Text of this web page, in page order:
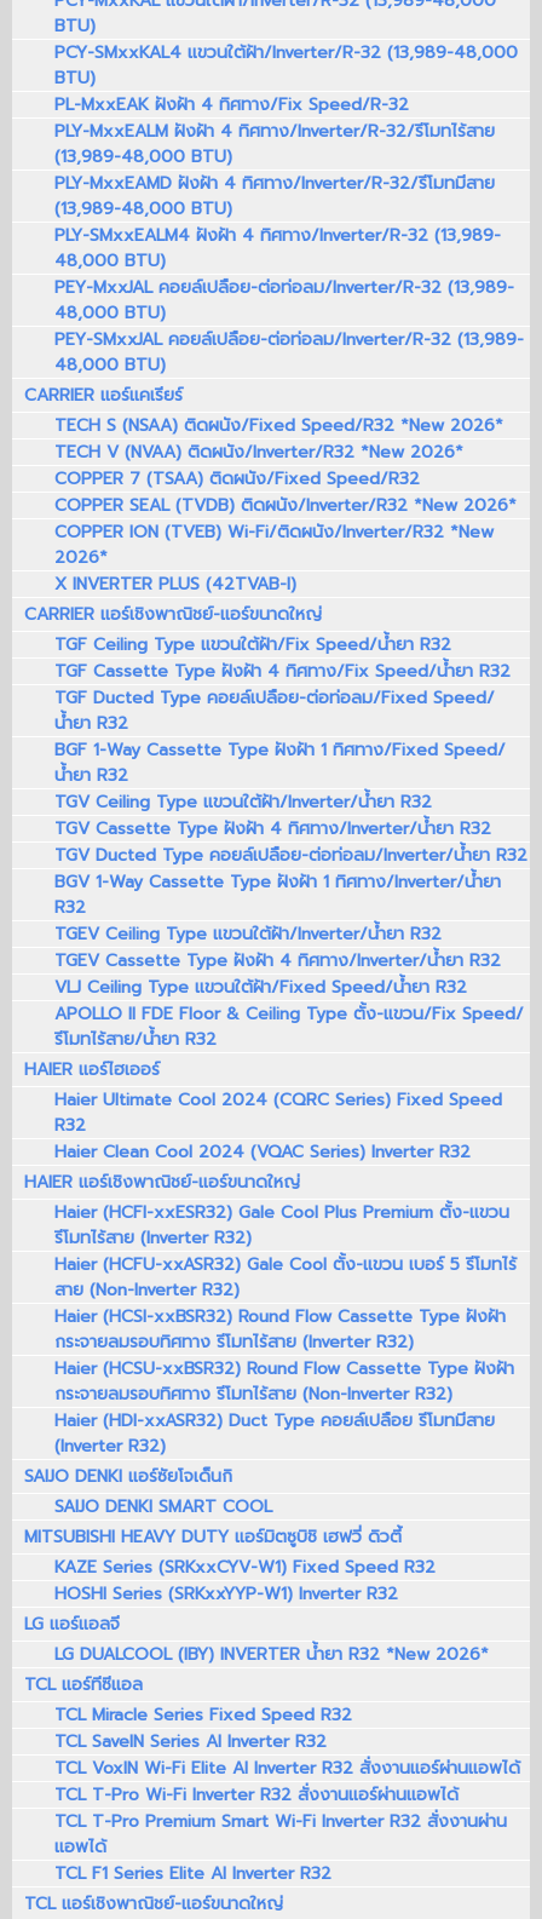
BTU)
PCY-SMxxKAL4 แขวนใต้ฝ้า/Inverter/R-32 (13,989-48,000
BTU)
PL-MxxEAK ฝังฝ้า 4 ทิศทาง/Fix Speed/R-32
PLY-MxxEALM ฝังฝ้า 4 ทิศทาง/Inverter/R-32/รีโมทไร้สาย
(13,989-48,000 BTU)
PLY-MxxEAMD ฝังฝ้า 4 ทิศทาง/Inverter/R-32/รีโมทมีสาย
(13,989-48,000 BTU)
PLY-SMxxEALM4 ฝังฝ้า 4 ทิศทาง/Inverter/R-32 (13,989-
48,000 BTU)
PEY-MxxJAL คอยล์เปลือย-ต่อท่อลม/Inverter/R-32 (13,989-
48,000 BTU)
PEY-SMxxJAL คอยล์เปลือย-ต่อท่อลม/Inverter/R-32 (13,989-
48,000 BTU)
CARRIER แอร์แคเรียร์
TECH S (NSAA) ติดผนัง/Fixed Speed/R32 *New 2026*
TECH V (NVAA) ติดผนัง/Inverter/R32 *New 2026*
COPPER 7 (TSAA) ติดผนัง/Fixed Speed/R32
COPPER SEAL (TVDB) ติดผนัง/Inverter/R32 *New 2026*
COPPER ION (TVEB) Wi-Fi/ติดผนัง/Inverter/R32 *New
2026*
X INVERTER PLUS (42TVAB-I)
CARRIER แอร์เชิงพาณิชย์-แอร์ขนาดใหญ่
TGF Ceiling Type แขวนใต้ฝ้า/Fix Speed/น้ำยา R32
TGF Cassette Type ฝังฝ้า 4 ทิศทาง/Fix Speed/น้ำยา R32
TGF Ducted Type คอยล์เปลือย-ต่อท่อลม/Fixed Speed/
น้ำยา R32
BGF 1-Way Cassette Type ฝังฝ้า 1 ทิศทาง/Fixed Speed/
น้ำยา R32
TGV Ceiling Type แขวนใต้ฝ้า/Inverter/น้ำยา R32
TGV Cassette Type ฝังฝ้า 4 ทิศทาง/Inverter/น้ำยา R32
TGV Ducted Type คอยล์เปลือย-ต่อท่อลม/Inverter/น้ำยา R32
BGV 1-Way Cassette Type ฝังฝ้า 1 ทิศทาง/Inverter/น้ำยา
R32
TGEV Ceiling Type แขวนใต้ฝ้า/Inverter/น้ำยา R32
TGEV Cassette Type ฝังฝ้า 4 ทิศทาง/Inverter/น้ำยา R32
VLJ Ceiling Type แขวนใต้ฝ้า/Fixed Speed/น้ำยา R32
APOLLO II FDE Floor & Ceiling Type ตั้ง-แขวน/Fix Speed/
รีโมทไร้สาย/น้ำยา R32
HAIER แอร์ไฮเออร์
Haier Ultimate Cool 2024 (CQRC Series) Fixed Speed
R32
Haier Clean Cool 2024 (VQAC Series) Inverter R32
HAIER แอร์เชิงพาณิชย์-แอร์ขนาดใหญ่
Haier (HCFI-xxESR32) Gale Cool Plus Premium ตั้ง-แขวน
รีโมทไร้สาย (Inverter R32)
Haier (HCFU-xxASR32) Gale Cool ตั้ง-แขวน เบอร์ 5 รีโมทไร้
สาย (Non-Inverter R32)
Haier (HCSI-xxBSR32) Round Flow Cassette Type ฝังฝ้า
กระจายลมรอบทิศทาง รีโมทไร้สาย (Inverter R32)
Haier (HCSU-xxBSR32) Round Flow Cassette Type ฝังฝ้า
กระจายลมรอบทิศทาง รีโมทไร้สาย (Non-Inverter R32)
Haier (HDI-xxASR32) Duct Type คอยล์เปลือย รีโมทมีสาย
(Inverter R32)
SAIJO DENKI แอร์ซัยโจเด็นกิ
SAIJO DENKI SMART COOL
MITSUBISHI HEAVY DUTY แอร์มิตซูบิชิ เฮฟวี่ ดิวตี้
KAZE Series (SRKxxCYV-W1) Fixed Speed R32
HOSHI Series (SRKxxYYP-W1) Inverter R32
LG แอร์แอลจี
LG DUALCOOL (IBY) INVERTER น้ำยา R32 *New 2026*
TCL แอร์ทีซีแอล
TCL Miracle Series Fixed Speed R32
TCL SaveIN Series AI Inverter R32
TCL VoxIN Wi-Fi Elite AI Inverter R32 สั่งงานแอร์ผ่านแอพได้
TCL T-Pro Wi-Fi Inverter R32 สั่งงานแอร์ผ่านแอพได้
TCL T-Pro Premium Smart Wi-Fi Inverter R32 สั่งงานผ่าน
แอพได้
TCL F1 Series Elite AI Inverter R32
TCL แอร์เชิงพาณิชย์-แอร์ขนาดใหญ่